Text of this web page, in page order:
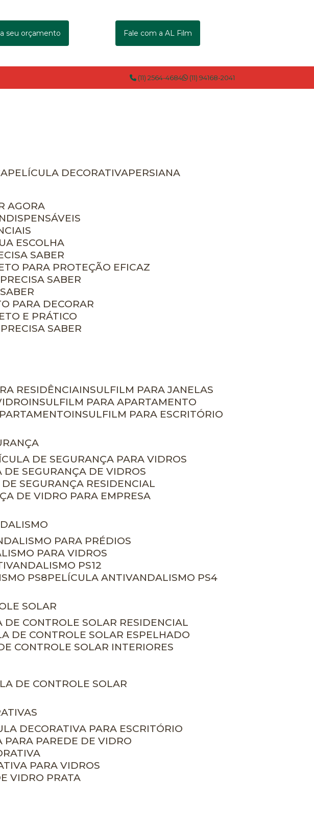
seu orçamento Fale com a AL Film
(11) 2564-4684 (11) 94168-2041
PELÍCULA DECORATIVA
PERSIANA
AGORA
ESCOLHA
SABER
PARA PROTEÇÃO EFICAZ
SABER
PARA DECORAR
E PRÁTICO
SABER
RESIDÊNCIA INSULFILM PARA JANELAS
INSULFILM PARA APARTAMENTO
INSULFILM PARA ESCRITÓRIO
DE SEGURANÇA PARA VIDROS
DE SEGURANÇA DE VIDROS
DE SEGURANÇA RESIDENCIAL
DE VIDRO PARA EMPRESA
PARA PRÉDIOS
PARA VIDROS
PS12
PS8
PELÍCULA ANTIVANDALISMO PS4
SOLAR
DE CONTROLE SOLAR RESIDENCIAL
DE CONTROLE SOLAR ESPELHADO
CONTROLE SOLAR INTERIORES
DE CONTROLE SOLAR
DECORATIVA PARA ESCRITÓRIO
PARA PAREDE DE VIDRO
PARA VIDROS
VIDRO PRATA